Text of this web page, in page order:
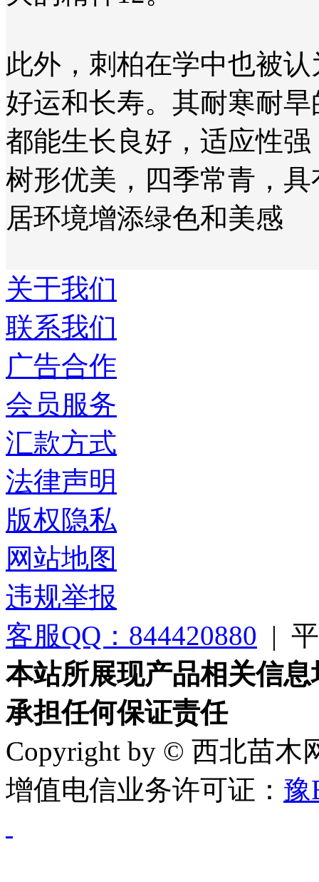
此外，刺柏在学中也被
好运和长寿。其耐寒耐
都能生长良好，适应性
树形优美，四季常青，
居环境增添绿色和美感‌
关于我们
联系我们
广告合作
会员服务
汇款方式
法律声明
版权隐私
网站地图
违规举报
客服QQ：844420880 |
本站所展现产品相关信
承担任何保证责任
Copyright by © 西北苗木
增值电信业务许可证： 豫